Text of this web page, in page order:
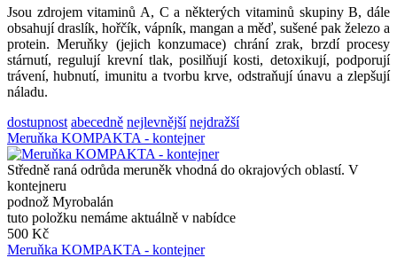
Jsou zdrojem vitaminů A, C a některých vitaminů skupiny B, dále
obsahují draslík, hořčík, vápník, mangan a měď, sušené pak železo a
protein. Meruňky (jejich konzumace) chrání zrak, brzdí procesy
stárnutí, regulují krevní tlak, posilňují kosti, detoxikují, podporují
trávení, hubnutí, imunitu a tvorbu krve, odstraňují únavu a zlepšují
náladu.
dostupnost abecedně nejlevnější nejdražší
Meruňka KOMPAKTA - kontejner
Středně raná odrůda meruněk vhodná do okrajových oblastí. V
kontejneru
podnož Myrobalán
tuto položku nemáme aktuálně v nabídce
500 Kč
Meruňka KOMPAKTA - kontejner